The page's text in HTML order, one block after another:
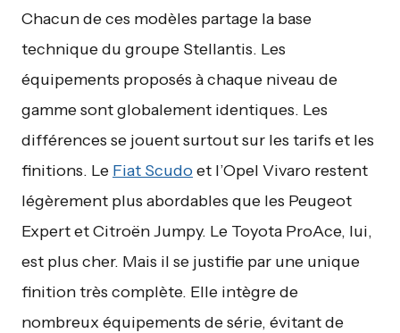
Chacun de ces modèles partage la base
technique du groupe Stellantis. Les
équipements proposés à chaque niveau de
gamme sont globalement identiques. Les
différences se jouent surtout sur les tarifs et les
finitions. Le Fiat Scudoet l’Opel Vivaro restent
légèrement plus abordables que les Peugeot
Expert et Citroën Jumpy. Le Toyota ProAce, lui,
est plus cher. Mais il se justifie par une unique
finition très complète. Elle intègre de
nombreux équipements de série, évitant de